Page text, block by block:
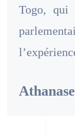
Togo, qui